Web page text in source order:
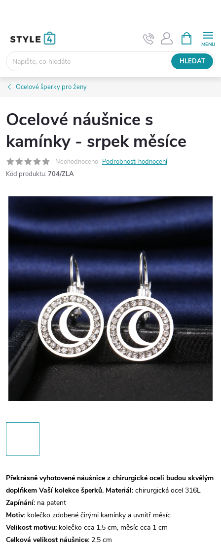
HLEDAT
NÁKUPNÍ
KOŠÍK
Ocelové šperky pro ženy
Ocelové náušnice s
kamínky - srpek měsíce
Neohodnoceno Podrobnosti hodnocení
Kód produktu: 704/ZLA
Překrásně vyhotovené náušnice z chirurgické oceli budou skvělým
doplňkem Vaší kolekce šperků. Materiál: chirurgická ocel 316L
Zapínání: na patent
Motiv: kolečko zdobené čirými kamínky a uvnitř měsíc
Velikost motivu: kolečko cca 1,5 cm, měsíc cca 1 cm
Celková velikost náušnice: 2,5 cm